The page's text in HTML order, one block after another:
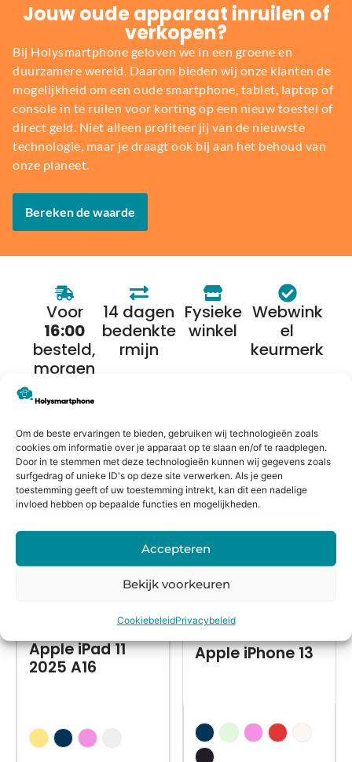
Om de beste ervaringen te bieden, gebruiken wij technologieën zoals
cookies om informatie over je apparaat op te slaan en/of te raadplegen.
Door in te stemmen met deze technologieën kunnen wij gegevens zoals
surfgedrag of unieke ID's op deze site verwerken. Als je geen
toestemming geeft of uw toestemming intrekt, kan dit een nadelige
invloed hebben op bepaalde functies en mogelijkheden.
Accepteren
Bekijk voorkeuren
CookiebeleidPrivacybeleid
Jouw oude apparaat inruilen of
verkopen?
Bij Holysmartphone geloven we in een groene en
duurzamere wereld. Daarom bieden wij onze klanten de
mogelijkheid om een oude smartphone, tablet, laptop of
console in te ruilen voor korting op een nieuw toestel of
direct geld. Niet alleen profiteer jij van de nieuwste
technologie, maar je draagt ook bij aan het behoud van
onze planeet.
Bereken de waarde
Voor
16:00
besteld,
morgen
14 dagen
bedenkte
rmijn
Fysieke
winkel
Webwink
el
keurmerk
Alternatieven
Apple iPad 11
2025 A16
Refurbished
Apple iPhone 13